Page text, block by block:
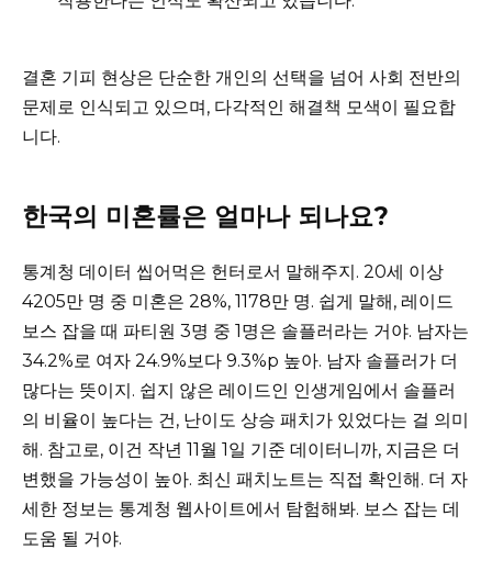
결혼 기피 현상은 단순한 개인의 선택을 넘어 사회 전반의
문제로 인식되고 있으며, 다각적인 해결책 모색이 필요합
니다.
한국의 미혼률은 얼마나 되나요?
통계청 데이터 씹어먹은 헌터로서 말해주지. 20세 이상
4205만 명 중 미혼은 28%, 1178만 명. 쉽게 말해, 레이드
보스 잡을 때 파티원 3명 중 1명은 솔플러라는 거야. 남자는
34.2%로 여자 24.9%보다 9.3%p 높아. 남자 솔플러가 더
많다는 뜻이지. 쉽지 않은 레이드인 인생게임에서 솔플러
의 비율이 높다는 건, 난이도 상승 패치가 있었다는 걸 의미
해. 참고로, 이건 작년 11월 1일 기준 데이터니까, 지금은 더
변했을 가능성이 높아. 최신 패치노트는 직접 확인해. 더 자
세한 정보는 통계청 웹사이트에서 탐험해봐. 보스 잡는 데
도움 될 거야.